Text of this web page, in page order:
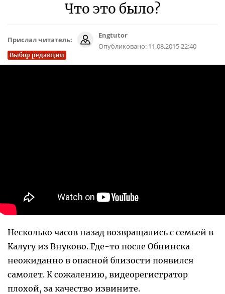
Что это было?
Прислал читатель:
Engtutor
Опубликовано: 11.08.2015 22:40
Выбор редакции
Несколько часов назад возвращались с семьей в
Калугу из Внуково. Где-то после Обнинска
неожиданно в опасной близости появился
самолет. К сожалению, видеорегистратор
плохой, за качество извините.